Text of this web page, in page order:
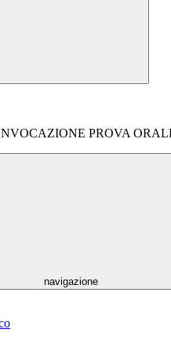
PROVA
navigazione